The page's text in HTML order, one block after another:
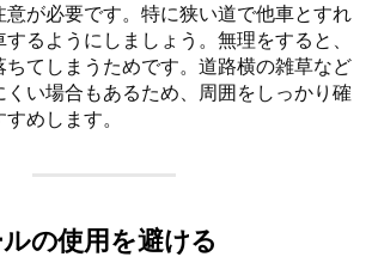
意が必要です。特に狭い道で他車とすれ
るようにしましょう。無理をすると、
てしまうためです。道路横の雑草など
くい場合もあるため、周囲をしっかり確
めします。
の使用を避ける